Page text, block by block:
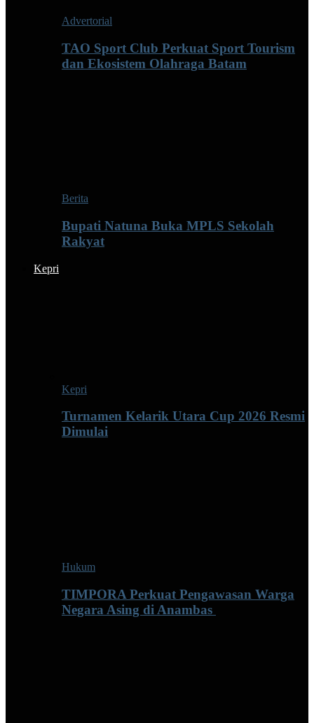
Advertorial
TAO Sport Club Perkuat Sport Tourism
dan Ekosistem Olahraga Batam
Berita
Bupati Natuna Buka MPLS Sekolah
Rakyat
Kepri
Kepri
Turnamen Kelarik Utara Cup 2026 Resmi
Dimulai
Hukum
TIMPORA Perkuat Pengawasan Warga
Negara Asing di Anambas ‎